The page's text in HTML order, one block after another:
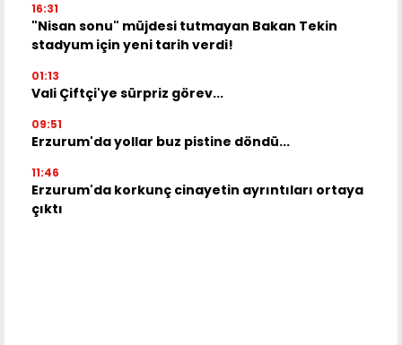
16:31
"Nisan sonu" müjdesi tutmayan Bakan Tekin
stadyum için yeni tarih verdi!
01:13
Vali Çiftçi'ye sürpriz görev...
09:51
Erzurum'da yollar buz pistine döndü...
11:46
Erzurum'da korkunç cinayetin ayrıntıları ortaya
çıktı